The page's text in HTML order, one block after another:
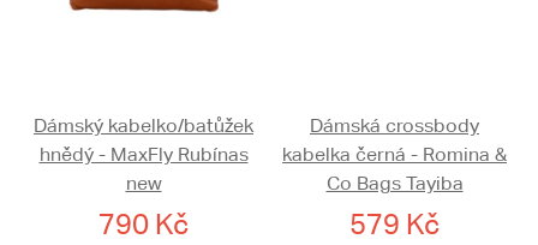
Dámský kabelko/batůžek
hnědý - MaxFly Rubínas
new
790 Kč
Dámská crossbody
kabelka černá - Romina &
Co Bags Tayiba
579 Kč